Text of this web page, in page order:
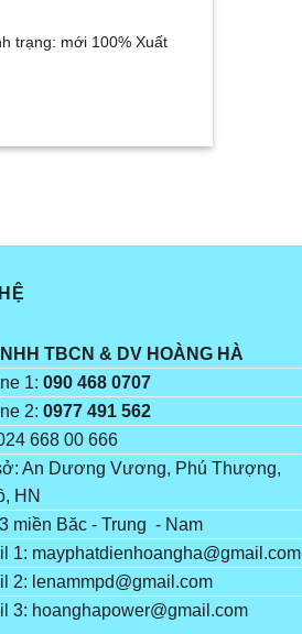
trạng: mới 100% Xuất
TBCN & DV HOÀNG HÀ
1: 090 468 0707
2: 0977 491 562
668 00 666
An Dương Vương, Phú Thượng,
HN
miền Băc - Trung - Nam
1: mayphatdienhoangha@gmail.com
2: lenammpd@gmail.com
3: hoanghapower@gmail.com